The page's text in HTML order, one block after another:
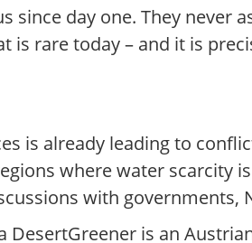
since day one. They
is rare today – and it is
is already leading to
where water scarcity
with
is an